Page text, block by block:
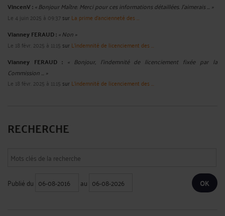
VincenV :« Bonjour Maître. Merci pour ces informations détaillées. J'aimerais ... »
Le 4 juin 2025 à 09:37sur La prime d'ancienneté des ...
Vianney FERAUD :« Non »
Le 18 févr. 2025 à 11:15 sur L'indemnité de licenciement des ...
Vianney FERAUD : « Bonjour, l'indemnité de licenciement fixée par la
Commission ... »
Le 18 févr. 2025 à 11:15 sur L'indemnité de licenciement des ...
RECHERCHE
Publié du au